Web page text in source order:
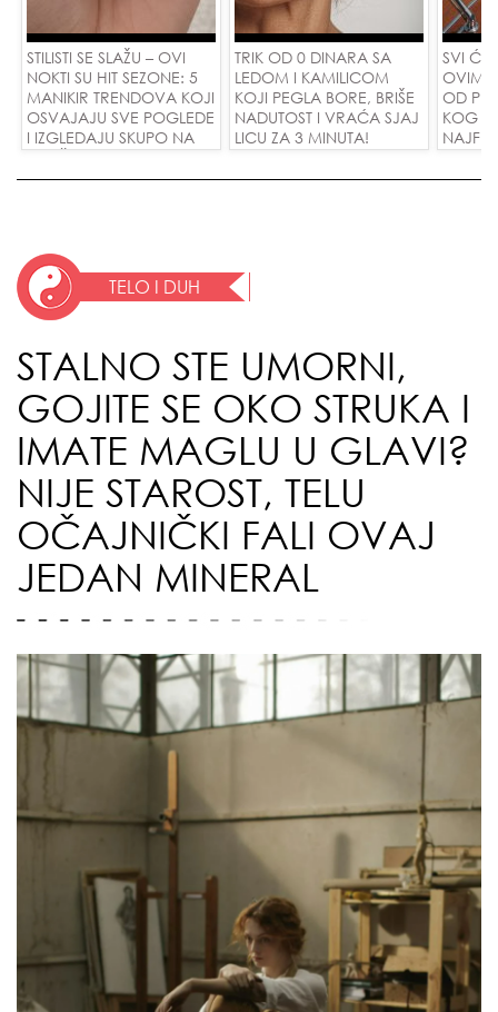
STILISTI SE SLAŽU – OVI
NOKTI SU HIT SEZONE: 5
MANIKIR TRENDOVA KOJI
OSVAJAJU SVE POGLEDE
I IZGLEDAJU SKUPO NA
TRIK OD 0 DINARA SA
LEDOM I KAMILICOM
KOJI PEGLA BORE, BRIŠE
NADUTOST I VRAĆA SJAJ
LICU ZA 3 MINUTA!
SVI ĆE
OVIM
OD
KOG
TELO I DUH
STALNO STE UMORNI,
GOJITE SE OKO STRUKA I
IMATE MAGLU U GLAVI?
NIJE STAROST, TELU
OČAJNIČKI FALI OVAJ
JEDAN MINERAL